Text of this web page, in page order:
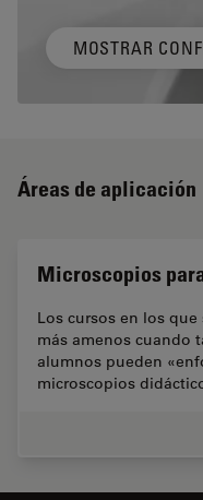
MOSTRAR
Áreas de aplicación
Microscopios
Los cursos en los
más amenos cuando
alumnos pueden
microscopios